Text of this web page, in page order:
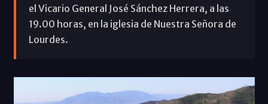
el Vicario General José Sánchez Herrera, a las
19.00 horas, en la iglesia de Nuestra Señora de
Lourdes.